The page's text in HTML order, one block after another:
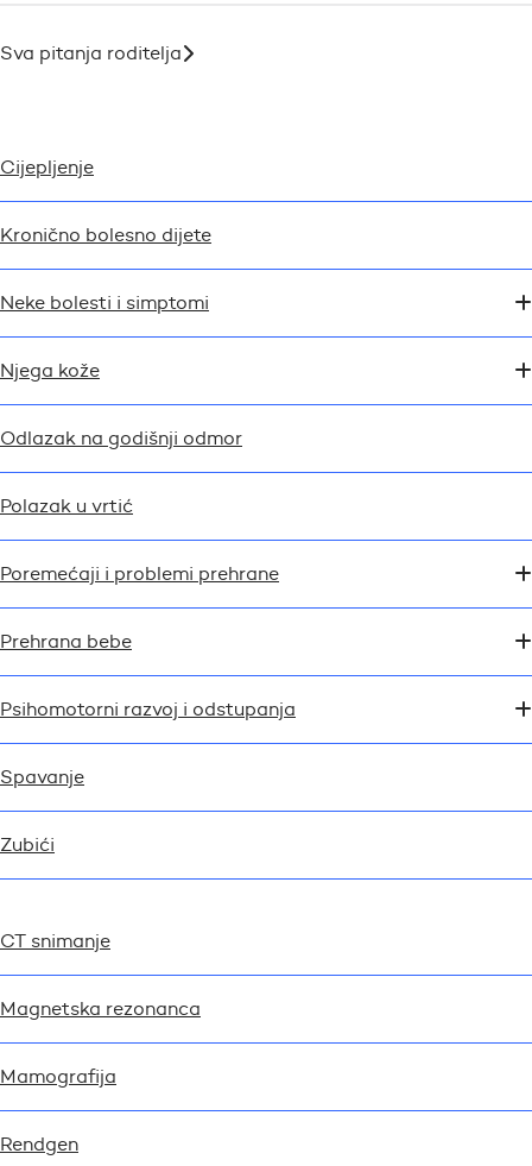
Sva pitanja roditelja
Cijepljenje
Kronično bolesno dijete
Neke bolesti i simptomi
Njega kože
Odlazak na godišnji odmor
Polazak u vrtić
Poremećaji i problemi prehrane
Prehrana bebe
Psihomotorni razvoj i odstupanja
Spavanje
Zubići
CT snimanje
Magnetska rezonanca
Mamografija
Rendgen